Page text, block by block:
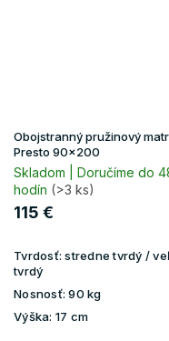
Obojstranný pružinový
Presto 90x200
Skladom | Doručíme do
hodín (>3 ks)
115 €
Tvrdosť: stredne tvrdý /
tvrdý
Nosnosť: 90 kg
Výška: 17 cm